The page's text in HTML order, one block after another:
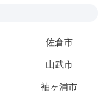
佐倉市
山武市
袖ヶ浦市